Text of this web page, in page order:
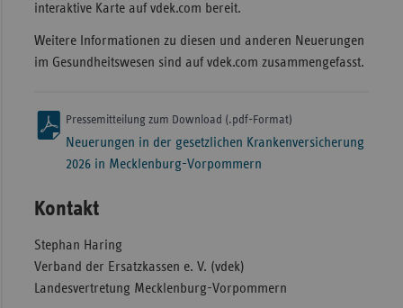
interaktive Karte auf vdek.com bereit.
Weitere Informationen zu diesen und anderen Neuerungen
im Gesundheitswesen sind auf vdek.com zusammengefasst.
Pressemitteilung zum Download (.pdf-Format)
Neuerungen in der gesetzlichen Krankenversicherung
2026 in Mecklenburg-Vorpommern
Kontakt
Stephan Haring
Verband der Ersatzkassen e. V. (vdek)
Landesvertretung Mecklenburg-Vorpommern